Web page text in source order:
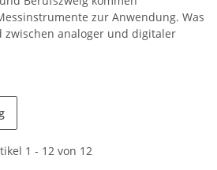
zur Anwendung. Was
zwischen analoger und digitaler
1 - 12 von 12